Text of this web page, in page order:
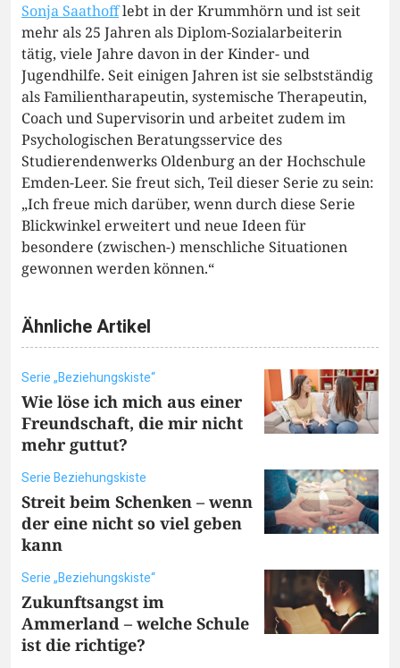
Sonja Saathofflebt in der Krummhörn und ist seit
mehr als 25 Jahren als Diplom-Sozialarbeiterin
tätig, viele Jahre davon in der Kinder- und
Jugendhilfe. Seit einigen Jahren ist sie selbstständig
als Familientharapeutin, systemische Therapeutin,
Coach und Supervisorin und arbeitet zudem im
Psychologischen Beratungsservice des
Studierendenwerks Oldenburg an der Hochschule
Emden-Leer. Sie freut sich, Teil dieser Serie zu sein:
„Ich freue mich darüber, wenn durch diese Serie
Blickwinkel erweitert und neue Ideen für
besondere (zwischen-) menschliche Situationen
gewonnen werden können.“
Ähnliche Artikel
Serie „Beziehungskiste“
Wie löse ich mich aus einer
Freundschaft, die mir nicht
mehr guttut?
Serie Beziehungskiste
Streit beim Schenken – wenn
der eine nicht so viel geben
kann
Serie „Beziehungskiste“
Zukunftsangst im
Ammerland – welche Schule
ist die richtige?